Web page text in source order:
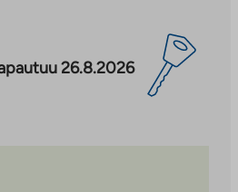
26.8.2026